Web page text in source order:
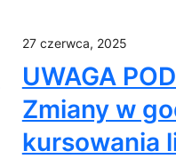
27 czerwca, 2025
UWAGA
Zmiany w
kursowania